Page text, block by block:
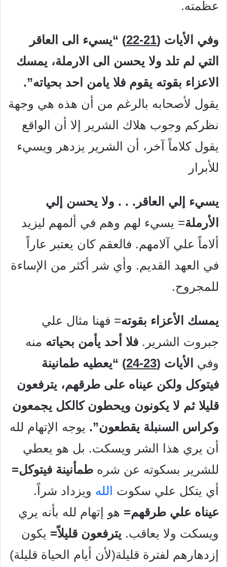
عظمته.
وفي الأيات (21-22
) “يسيء الى العاقر
التي لم تلد ولا يحسن الى الارملة، يمسك
الاعزاء بقوته يقوم فلا يامن احد بحياته”.
يقول لأصحابه بالرغم من أن هذه هي وجهة
نظركم وجوب هلاك الشرير إلا أن الواقع
يقول كلاماً آخر، أن الشرير يزدهر ويسيء
للأبرار
يسيء إلي العاقر. . . ولا يحسن إلي
الأرملة= يسيء لهم وهم في ألمهم ليزيد
ألاماً علي آلامهم. فالعقم كان يعتبر عاراً
في العهد القديم. وأي شر أكثر من الإساءة
للمجروح.
يمسك الأعزاء بقوته= فهنا مثال علي
جبروت الشرير. فلا أحد يأمن بحياته منه
وفي الأيات (23-24
) “يعطيه طمانينة
فيتوكل ولكن عيناه على طرقهم، يترفعون
قليلا ثم لا يكونون ويحطون كالكل يجمعون
وكراس السنبلة يقطعون”. يوجه الإتهام لله
أن يري هذا الشر ويسكت. بل هو يعطي
للشرير بسكوته عن شره طمأنينة فيتوكل=
أي يتكل علي سكوت
الله ويزداد شراً.
عيناه علي طرقهم= هو إتهام لله بأنه يري
ويسكت ولا يعاقب. يترفعون قليلاً= يكون
إزدهارهم لفترة قليلة(لأن أيام الحياة قليلة)